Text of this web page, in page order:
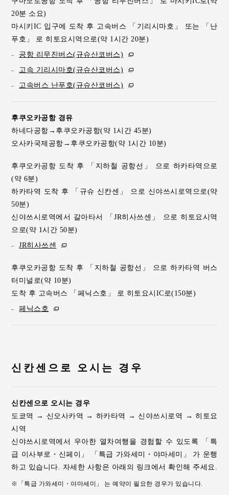
20분 소요)
마시키IC 입구에 도착 후 고속버스 「기리시마호」 또는 「난
푸호」 로 히토요시역으로(약 1시간 20분)
공항 리무진버스(규슈산코버스)
고속 기리시마호(규슈산코버스)
고속버스 난푸호(규슈산코버스)
후쿠오카공항 경유
하네다공항→후쿠오카공항(약 1시간 45분)
오사카국제공항→후쿠오카공항(약 1시간 10분)
후쿠오카공항 도착 후 「지하철 공항선」 으로 하카타역으로
(약 6분)
하카타역 도착 후 「규슈 신칸센」 으로 신야쓰시로역으로(약
50분)
신야쓰시로역에서 갈아타서 「JR히사쓰센」 으로 히토요시역
으로(약 1시간 50분)
JR히사쓰센
후쿠오카공항 도착 후 「지하철 공항선」 으로 하카타역 버스
터미널로(약 10분)
도착 후 고속버스 「페닉스호」 로 히토요시IC로(150분)
페닉스호
신칸센으로 오시는 경우
신칸센으로 오시는 경우
도쿄역 → 신오사카역 → 하카타역 → 신야쓰시로역 → 히토요
시역
신야쓰시로역에서 우아한 열차여행을 경험할 수 있도록 「특
급 이사부로・신페이」 「특급 가와세미・야마세미」 가 운행
하고 있습니다. 자세한 사항은 아래의 링크에서 확인해 주세요.
「특급 가와세미・야마세미」 는 예약이 필요한 경우가 있습니다.